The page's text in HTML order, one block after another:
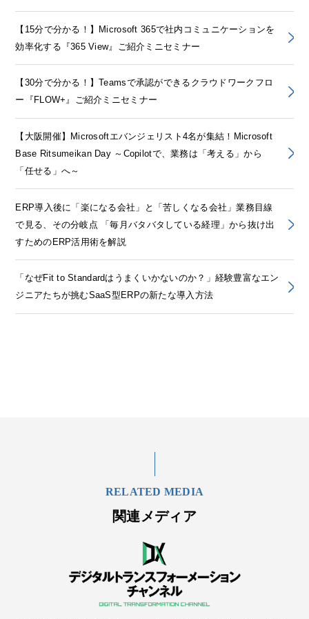
【15分で分かる！】Microsoft 365で社内コミュニケーションを
効率化する『365 View』ご紹介ミニセミナー
【30分で分かる！】Teamsで承認ができるクラウドワークフロ
ー『FLOW+』ご紹介ミニセミナー
【大阪開催】Microsoftエバンジェリスト4名が集結！Microsoft
Base Ritsumeikan Day ～Copilotで、業務は「考える」から
「任せる」へ～
ERP導入後に「楽になる会社」と「苦しくなる会社」業務目線
で見る、その分岐点 「毎月バタバタしている経理」から抜け出
すためのERP活用術を解説
「なぜFit to Standardはうまくいかないのか？」経験豊富なエン
ジニアたちが挑むSaaS型ERPの新たな導入方法
RELATED MEDIA
関連メディア